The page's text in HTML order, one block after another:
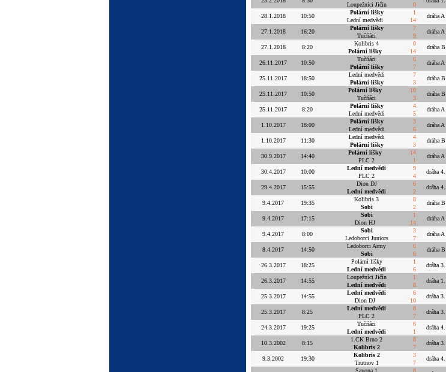
Loupežníci Jičín
0
28.1.2018
10:50
Polární lišky 1
dráha A
Lední medvědi
14
27.1.2018
16:20
Polární lišky 7
dráha A
Tučňáci
9
27.1.2018
8:20
Kolibris 4 0
dráha B
Polární lišky
14
26.11.2017
10:50
Tučňáci 6
dráha A
Polární lišky
7
25.11.2017
18:50
Lední medvědi 7
dráha B
Polární lišky
3
25.11.2017
10:50
Polární lišky 10
dráha B
Tučňáci
3
25.11.2017
8:20
Polární lišky 4
dráha A
Lední medvědi
5
1.10.2017
18:00
Polární lišky 3
dráha A
Lední medvědi
6
1.10.2017
11:30
Lední medvědi 4
dráha B
Polární lišky
3
30.9.2017
14:40
Polární lišky 14
dráha A
PLC 2
1
30.4.2017
10:00
Lední medvědi 9
dráha 4.
PLC 2
4
29.4.2017
15:55
Dion DJ 6
dráha 4.
Lední medvědi
2
9.4.2017
19:35
Kolibris 3 8
dráha B
Sobi
2
9.4.2017
17:15
Sobi 1
dráha A
Dion HJ
14
9.4.2017
8:00
Sobi 3
dráha A
Ledoborci Juniors
7
8.4.2017
14:50
Ledoborci Army 6
dráha B
Sobi
6
26.3.2017
18:25
Polární lišky 1
dráha 3.
Lední medvědi
6
26.3.2017
14:55
Loupežníci Jičín 1
dráha 1.
Lední medvědi
8
25.3.2017
14:55
Lední medvědi 6
dráha 3.
Dion DJ
10
25.3.2017
8:25
Lední medvědi 8
dráha 3.
PLC 2
7
24.3.2017
19:25
Tučňáci 6
dráha 4.
Lední medvědi
1
10.3.2002
8:15
1.CK Brno 2 8
dráha 3.
Kolibris 2
7
9.3.2002
19:30
Kolibris 2 3
dráha 4.
Trutnov 1
7
Savona 1 8